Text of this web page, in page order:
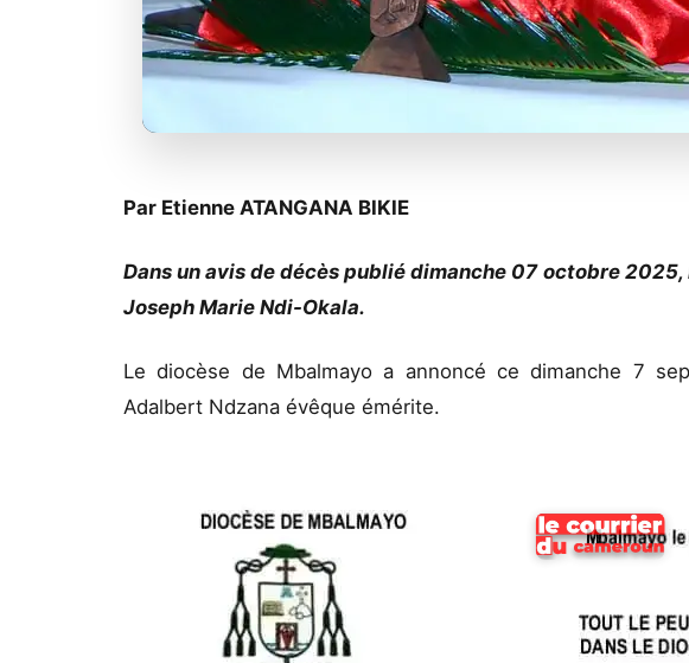
Par Etienne ATANGANA BIKIE
Dans un avis de décès publié dimanche 07 octobre 2025,
Joseph Marie Ndi-Okala.
Le diocèse de Mbalmayo a annoncé ce dimanche 7
Adalbert Ndzana évêque émérite.